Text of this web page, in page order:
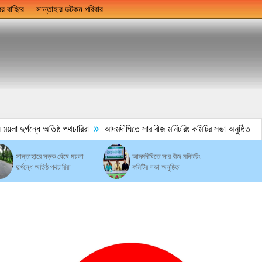
বাহিরে সান্তাহার ডটকম পরিবার
দুর্গন্ধে অতিষ্ঠ পথচারিরা » আদমদীঘিতে সার বীজ মনিটরিং কমিটির সভা অনুষ্ঠিত
সান্তাহারে সড়ক ঘেঁষে ময়লা
দুর্গন্ধে অতিষ্ঠ পথচারিরা
আদমদীঘিতে সার বীজ মনিটরিং
কমিটির সভা অনুষ্ঠিত